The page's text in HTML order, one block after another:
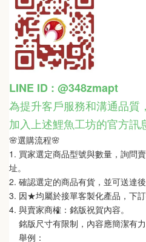
LINE ID : @348zmapt
為提升客戶服務和溝通品質
加入上述鯉魚工坊的官方訊
🌸選購流程🌸
1. 買家選定商品型號與數量，詢問
址。
2. 確認選定的商品有貨，並可送達後
3. 因★均屬於接單客製化產品，下
4. 與賣家商榷：銘版祝賀內容。
銘版尺寸有限制，內容應簡潔有力
舉例：